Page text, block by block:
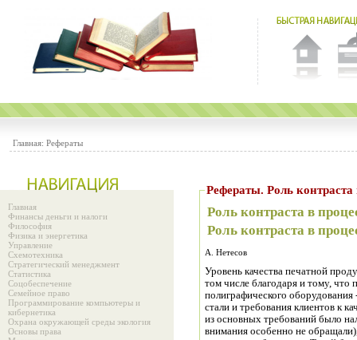
Главная: Рефераты
Главная
Финансы деньги и налоги
Философия
Физика и энергетика
Управление
Схемотехника
Стратегический менеджмент
Статистика
Соцобеспечение
Семейное право
Программирование компьютеры и
кибернетика
Охрана окружающей среды экология
Основы права
Рефераты. Роль
Роль контраста в
Роль контраста в
А. Нетесов
Уровень качества печатной
том числе благодаря и тому, что
полиграфического
стали и требования клиентов к
из основных требований было
внимания особенно не